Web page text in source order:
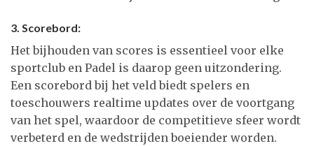
3. Scorebord:
Het bijhouden van scores is essentieel voor elke
sportclub en Padel is daarop geen uitzondering.
Een scorebord bij het veld biedt spelers en
toeschouwers realtime updates over de voortgang
van het spel, waardoor de competitieve sfeer wordt
verbeterd en de wedstrijden boeiender worden.